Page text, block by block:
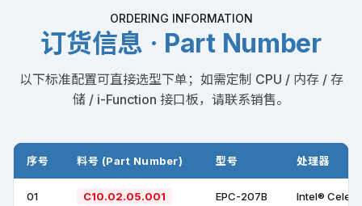
ORDERING INFORMATION
订货信息 · Part Number
以下标准配置可直接选型下单；如需定制 CPU / 内存 / 存
储 / i-Function 接口板，请联系销售。
序号 料号 (Part Number) 型号 处理器
01 C10.02.05.001 EPC-207B Intel®